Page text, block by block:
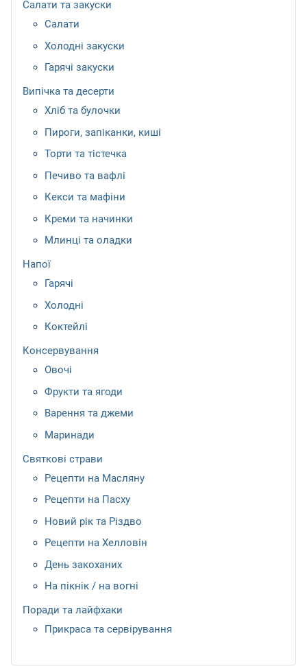
Салати та закуски
Салати
Холодні закуски
Гарячі закуски
Випічка та десерти
Хліб та булочки
Пироги, запіканки, киші
Торти та тістечка
Печиво та вафлі
Кекси та мафіни
Креми та начинки
Млинці та оладки
Напої
Гарячі
Холодні
Коктейлі
Консервування
Овочі
Фрукти та ягоди
Варення та джеми
Маринади
Святкові страви
Рецепти на Масляну
Рецепти на Пасху
Новий рік та Різдво
Рецепти на Хелловін
День закоханих
На пікнік / на вогні
Поради та лайфхаки
Прикраса та сервірування